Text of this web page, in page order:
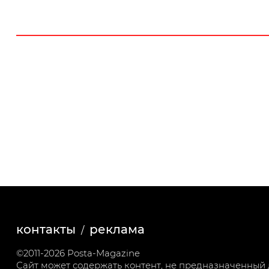
контакты реклама
©2011-2026 Posta-Magazine
Сайт может содержать контент, не предназначенный